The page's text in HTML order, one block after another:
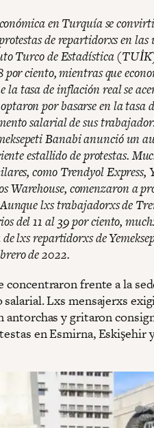
en Turquía se
de repartidorxs en
Turco de Estadística
ciento, mientras que
la tasa de inflación real se
por basarse en la tasa
salarial de sus
Banabi anunció un
estallido de protestas.
como Trendyol
Warehouse, comenzaron a
lxs trabajadorxs de
del 11 al 39 por ciento,
lxs repartidorxs de
de 2022.
concentraron frente a la
Lxs mensajerxs
antorchas y gritaron
en Esmirna, Eskişehir